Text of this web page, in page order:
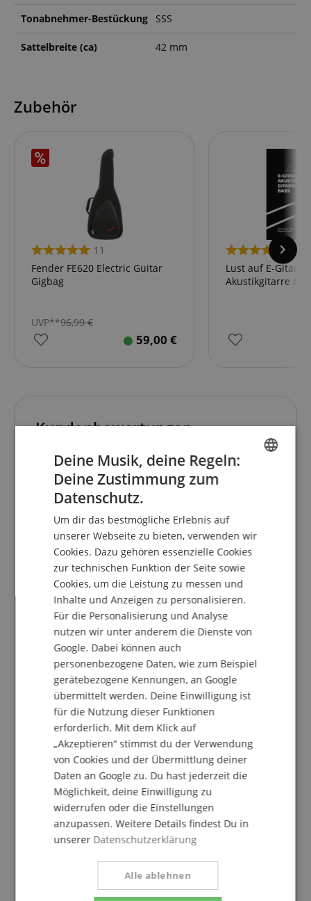
Tonabnehmer-Bestückung SSS
Sattelbreite (ca) 42 mm
Zubehör
11
Fender FE620 Electric Guitar
Gigbag
UVP**96,99€
59,00 €
Lust auf E-Gitarre,
Akustikgitarre &
Kundenbewertungen
5.0/5.0
Basierend auf 3 Bewertungen
5 Sterne
3
4 Sterne
0
3 Sterne
2 Sterne
0
Eine Überprüfung der Bewertungen hat wie folgt
stattgefunden: Nur Kunden, die in unserem
Onlineshop angemeldet sind und das Produkt
tatsächlich bei uns erworben haben, können im
Kundenkonto eine Bewertung für den Artikel
abgeben.
Bewertung Squier-Affinity-Stratocaster-LRL-3-
Color-Sunburst.html
Bewertung vonPetervom 18.05.2026
verifizierter Kauf
Hallo Kirstein Team!
Ich bin mit meiner Bestellung bei Kirstein GmbH
FRENCH
SPANISH
Deine Musik, deine Regeln:
Deine Zustimmung zum
Datenschutz.
Um dir das bestmögliche Erlebnis auf
unserer Webseite zu bieten, verwenden wir
Cookies. Dazu gehören essenzielle Cookies
zur technischen Funktion der Seite sowie
Cookies, um die Leistung zu messen und
Inhalte und Anzeigen zu personalisieren.
Für die Personalisierung und Analyse
nutzen wir unter anderem die Dienste von
Google. Dabei können auch
personenbezogene Daten, wie zum Beispiel
gerätebezogene Kennungen, an Google
übermittelt werden. Deine Einwilligung ist
für die Nutzung dieser Funktionen
erforderlich. Mit dem Klick auf
„Akzeptieren“ stimmst du der Verwendung
von Cookies und der Übermittlung deiner
Daten an Google zu. Du hast jederzeit die
Möglichkeit, deine Einwilligung zu
widerrufen oder die Einstellungen
anzupassen. Weitere Details findest Du in
unserer Datenschutzerklärung
Alle ablehnen